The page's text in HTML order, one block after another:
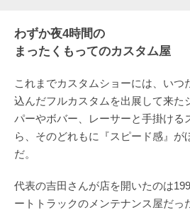
わずか夜4時間の
まったくもってのカスタム屋
これまでカスタムショーには、いつ
込んだフルカスタムを出展して来た
パーやボバー、レーサーと手掛ける
ら、そのどれもに『スピード感』が
だ。
代表の吉田さんが店を開いたのは
ートトラックのメンテナンス屋だっ